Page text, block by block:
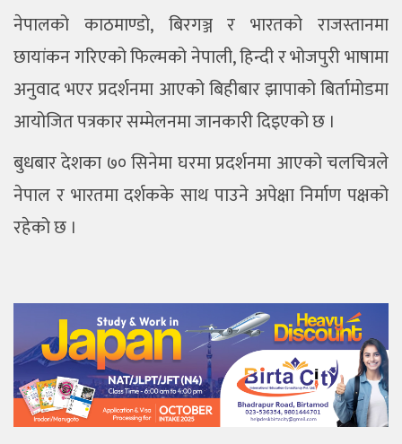
नेपालको काठमाण्डो,बिरगञ्ज र भारतको राजस्तानमा
छायांकन गरिएको फिल्मको नेपाली,हिन्दी र भोजपुरी भाषामा
अनुवाद भएर प्रदर्शनमा आएको बिहीबार झापाको बिर्तामोडमा
आयोजित पत्रकार सम्मेलनमा जानकारी दिइएको छ ।
बुधबार देशका ७० सिनेमा घरमा प्रदर्शनमा आएको चलचित्रले
नेपाल र भारतमा दर्शकके साथ पाउने अपेक्षा निर्माण पक्षको
रहेको छ ।